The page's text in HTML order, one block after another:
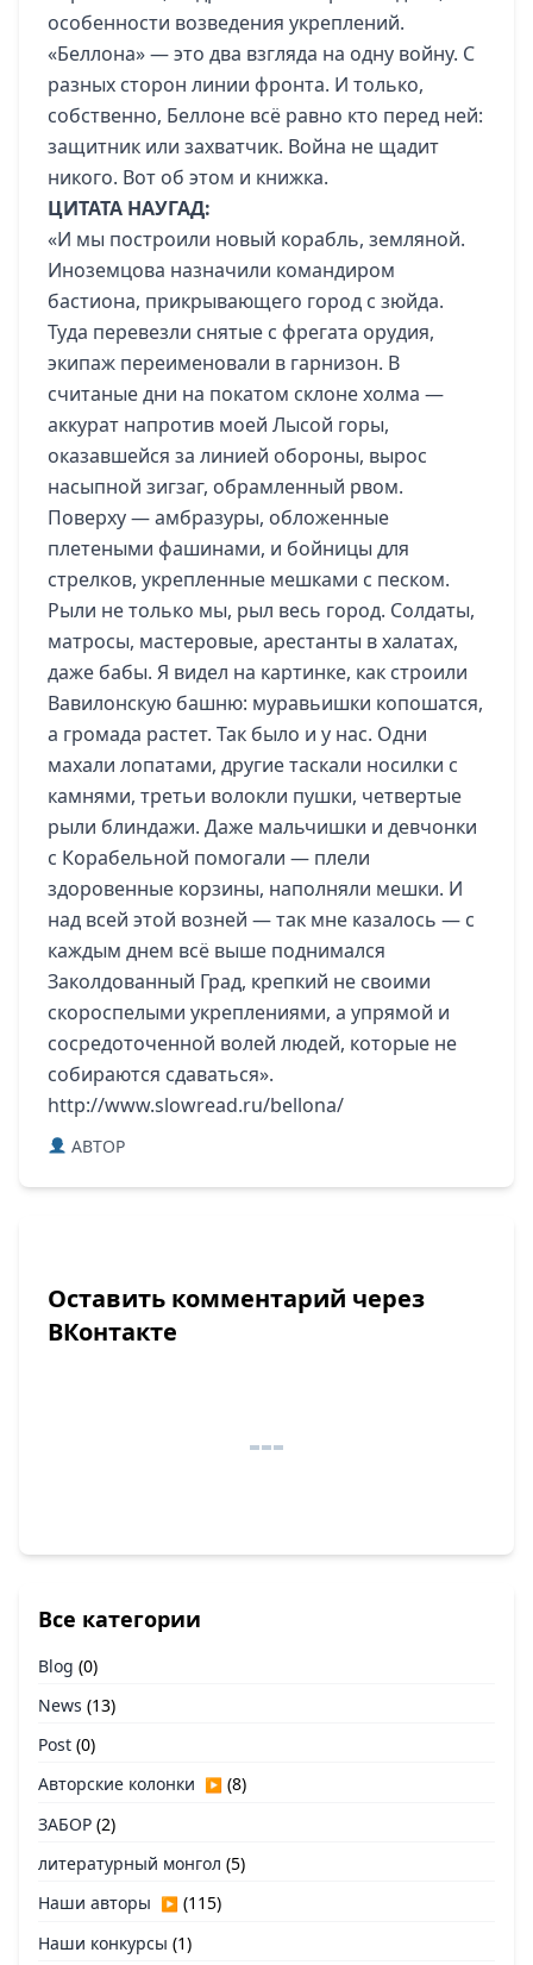
особенности возведения укреплений.
«Беллона» — это два взгляда на одну войну. С
разных сторон линии фронта. И только,
собственно, Беллоне всё равно кто перед ней:
защитник или захватчик. Война не щадит
никого. Вот об этом и книжка.
ЦИТАТА НАУГАД:
«И мы построили новый корабль, земляной.
Иноземцова назначили командиром
бастиона, прикрывающего город с зюйда.
Туда перевезли снятые с фрегата орудия,
экипаж переименовали в гарнизон. В
считаные дни на покатом склоне холма —
аккурат напротив моей Лысой горы,
оказавшейся за линией обороны, вырос
насыпной зигзаг, обрамленный рвом.
Поверху — амбразуры, обложенные
плетеными фашинами, и бойницы для
стрелков, укрепленные мешками с песком.
Рыли не только мы, рыл весь город. Солдаты,
матросы, мастеровые, арестанты в халатах,
даже бабы. Я видел на картинке, как строили
Вавилонскую башню: муравьишки копошатся,
а громада растет. Так было и у нас. Одни
махали лопатами, другие таскали носилки с
камнями, третьи волокли пушки, четвертые
рыли блиндажи. Даже мальчишки и девчонки
с Корабельной помогали — плели
здоровенные корзины, наполняли мешки. И
над всей этой возней — так мне казалось — с
каждым днем всё выше поднимался
Заколдованный Град, крепкий не своими
скороспелыми укреплениями, а упрямой и
сосредоточенной волей людей, которые не
собираются сдаваться».
http://www.slowread.ru/bellona/
ABTOP
Оставить комментарий через
ВКонтакте
Все категории
Blog (0)
News (13)
Post (0)
Авторские колонки ▶ (8)
ЗАБОР (2)
литературный монгол (5)
Наши авторы ▶ (115)
Наши конкурсы (1)